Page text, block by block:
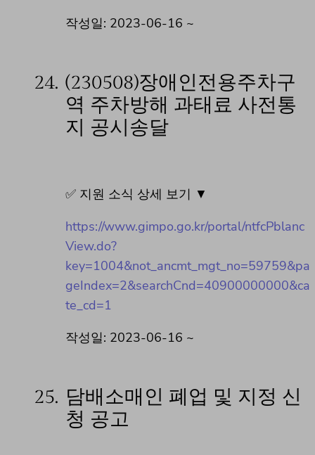
작성일: 2023-06-16 ~
24. (230508)장애인전용주차구
역 주차방해 과태료 사전통
지 공시송달
✅ 지원 소식 상세 보기 ▼
https://www.gimpo.go.kr/portal/ntfcPblanc
View.do?
key=1004&not_ancmt_mgt_no=59759&pa
geIndex=2&searchCnd=40900000000&ca
te_cd=1
작성일: 2023-06-16 ~
25. 담배소매인 폐업 및 지정 신
청 공고